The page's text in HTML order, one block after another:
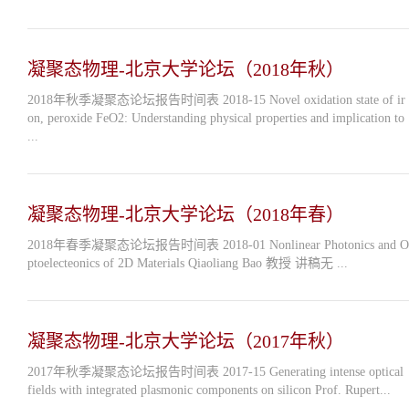
凝聚态物理-北京大学论坛（2018年秋）
2018年秋季凝聚态论坛报告时间表 2018-15 Novel oxidation state of ir
on, peroxide FeO2: Understanding physical properties and implication to
...
凝聚态物理-北京大学论坛（2018年春）
2018年春季凝聚态论坛报告时间表 2018-01 Nonlinear Photonics and O
ptoelecteonics of 2D Materials Qiaoliang Bao 教授 讲稿无 ...
凝聚态物理-北京大学论坛（2017年秋）
2017年秋季凝聚态论坛报告时间表 2017-15 Generating intense optical
fields with integrated plasmonic components on silicon Prof. Rupert...